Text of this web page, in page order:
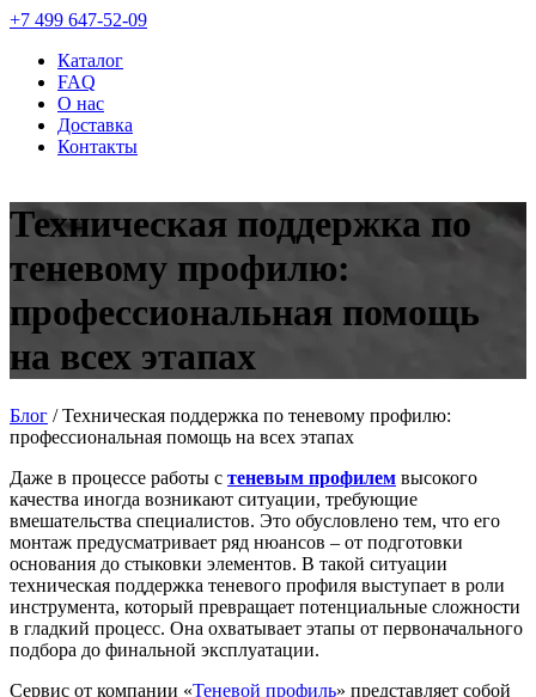
+7 499 647-52-09
Каталог
FAQ
О нас
Доставка
Контакты
Техническая поддержка по
теневому профилю:
профессиональная помощь
на всех этапах
Блог /Техническая поддержка по теневому профилю:
профессиональная помощь на всех этапах
Даже в процессе работы с теневым профилем высокого
качества иногда возникают ситуации, требующие
вмешательства специалистов. Это обусловлено тем, что его
монтаж предусматривает ряд нюансов – от подготовки
основания до стыковки элементов. В такой ситуации
техническая поддержка теневого профиля выступает в роли
инструмента, который превращает потенциальные сложности
в гладкий процесс. Она охватывает этапы от первоначального
подбора до финальной эксплуатации.
Сервис от компании «Теневой профиль» представляет собой